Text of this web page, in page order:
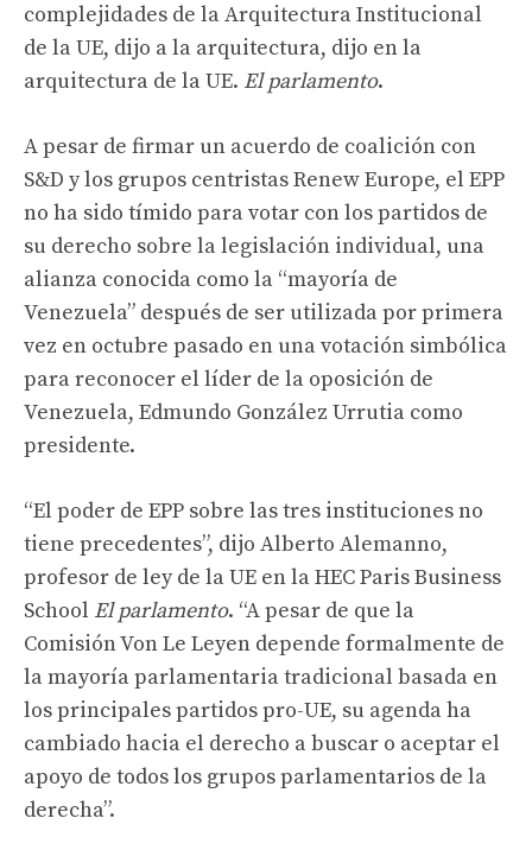
complejidades de la Arquitectura Institucional
de la UE, dijo a la arquitectura, dijo en la
arquitectura de la UE. El parlamento.
A pesar de firmar un acuerdo de coalición con
S&D y los grupos centristas Renew Europe, el EPP
no ha sido tímido para votar con los partidos de
su derecho sobre la legislación individual, una
alianza conocida como la “mayoría de
Venezuela” después de ser utilizada por primera
vez en octubre pasado en una votación simbólica
para reconocer el líder de la oposición de
Venezuela, Edmundo González Urrutia como
presidente.
“El poder de EPP sobre las tres instituciones no
tiene precedentes”, dijo Alberto Alemanno,
profesor de ley de la UE en la HEC Paris Business
School El parlamento. “A pesar de que la
Comisión Von Le Leyen depende formalmente de
la mayoría parlamentaria tradicional basada en
los principales partidos pro-UE, su agenda ha
cambiado hacia el derecho a buscar o aceptar el
apoyo de todos los grupos parlamentarios de la
derecha”.